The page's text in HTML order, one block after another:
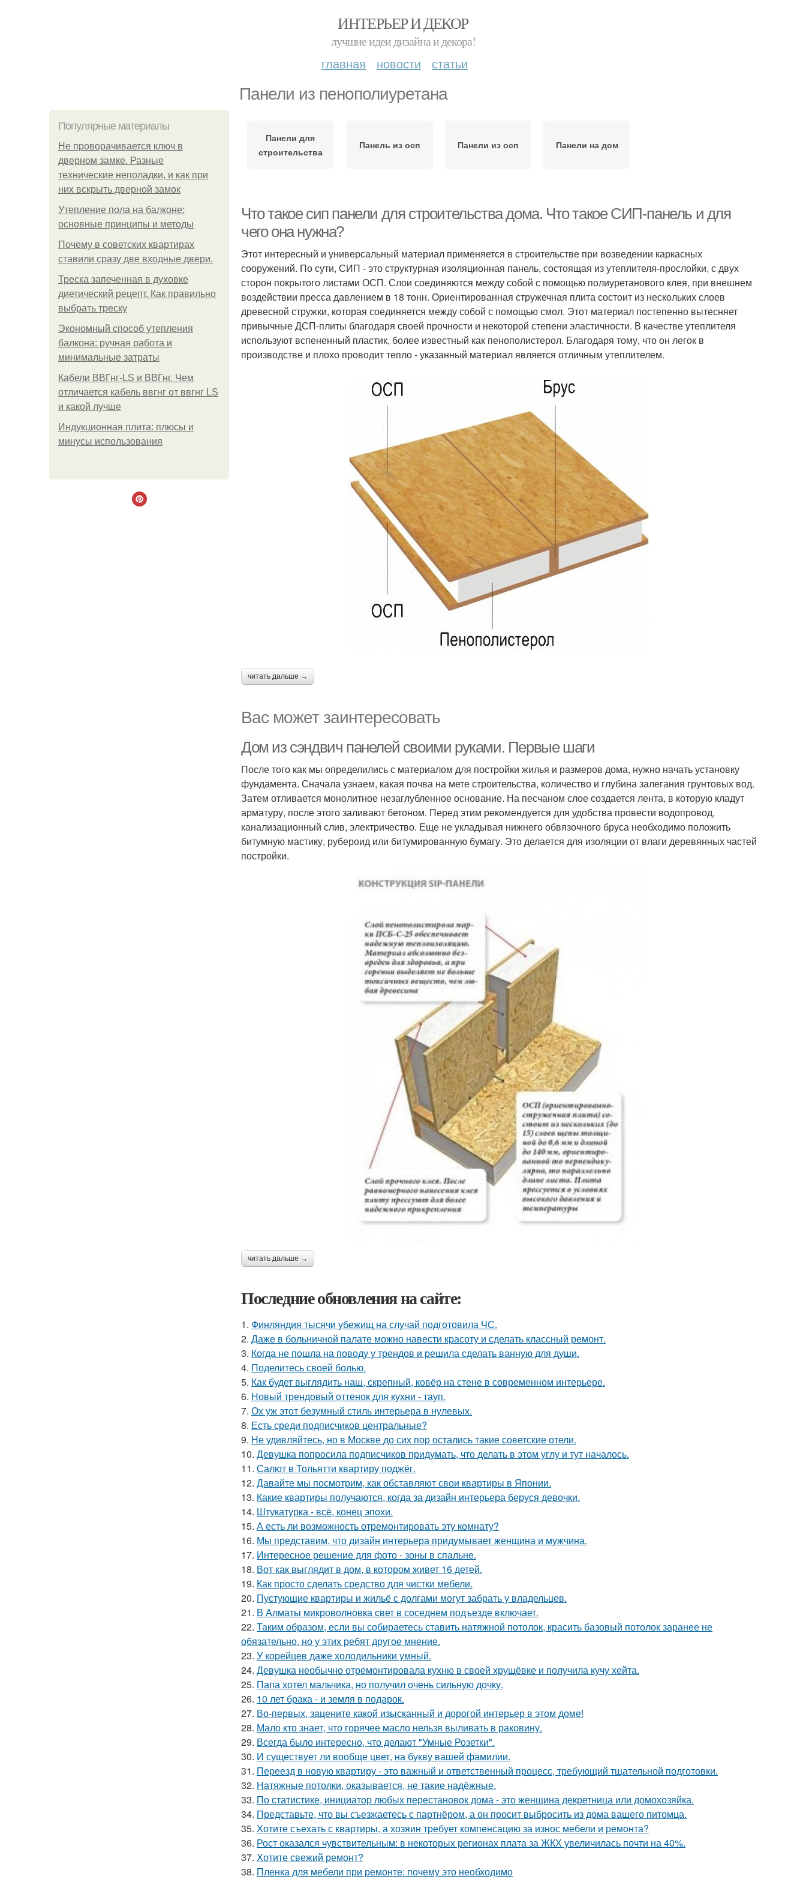
ИНТЕРЬЕР И ДЕКОР
лучшие идеи дизайна и декора!
главная новости статьи
Панели из пенополиуретана
Популярные материалы
Не проворачивается ключ в
дверном замке. Разные
технические неполадки, и как при
них вскрыть дверной замок
Утепление пола на балконе:
основные принципы и методы
Почему в советских квартирах
ставили сразу две входные двери.
Треска запеченная в духовке
диетический рецепт. Как правильно
выбрать треску
Экономный способ утепления
балкона: ручная работа и
минимальные затраты
Кабели ВВГнг-LS и ВВГнг. Чем
отличается кабель ввгнг от ввгнг LS
и какой лучше
Индукционная плита: плюсы и
минусы использования
Панели для
строительства
Панель из осп Панели из осп Панели на дом
Что такое сип панели для строительства дома. Что такое СИП-панель и для
чего она нужна?
Этот интересный и универсальный материал применяется в строительстве при возведении каркасных
сооружений. По сути, СИП - это структурная изоляционная панель, состоящая из утеплителя-прослойки, с двух
сторон покрытого листами ОСП. Слои соединяются между собой с помощью полиуретанового клея, при внешнем
воздействии пресса давлением в 18 тонн. Ориентированная стружечная плита состоит из нескольких слоев
древесной стружки, которая соединяется между собой с помощью смол. Этот материал постепенно вытесняет
привычные ДСП-плиты благодаря своей прочности и некоторой степени эластичности. В качестве утеплителя
используют вспененный пластик, более известный как пенополистерол. Благодаря тому, что он легок в
производстве и плохо проводит тепло - указанный материал является отличным утеплителем.
читать дальше →
Вас может заинтересовать
Дом из сэндвич панелей своими руками. Первые шаги
После того как мы определились с материалом для постройки жилья и размеров дома, нужно начать установку
фундамента. Сначала узнаем, какая почва на мете строительства, количество и глубина залегания грунтовых вод.
Затем отливается монолитное незаглубленное основание. На песчаном слое создается лента, в которую кладут
арматуру, после этого заливают бетоном. Перед этим рекомендуется для удобства провести водопровод,
канализационный слив, электричество. Еще не укладывая нижнего обвязочного бруса необходимо положить
битумную мастику, рубероид или битумированную бумагу. Это делается для изоляции от влаги деревянных частей
постройки.
читать дальше →
Последние обновления на сайте:
1. Финляндия тысячи убежищ на случай подготовила ЧС.
2. Даже в больничной палате можно навести красоту и сделать классный ремонт.
3. Когда не пошла на поводу у трендов и решила сделать ванную для души.
4. Поделитесь своей болью.
5. Как будет выглядить наш, скрепный, ковёр на стене в современном интерьере.
6. Новый трендовый оттенок для кухни - тауп.
7. Ох уж этот безумный стиль интерьера в нулевых.
8. Есть среди подписчиков центральные?
9. Не удивляйтесь, но в Москве до сих пор остались такие советские отели.
10. Девушка попросила подписчиков придумать, что делать в этом углу и тут началось.
11. Салют в Тольятти квартиру поджёг.
12. Давайте мы посмотрим, как обставляют свои квартиры в Японии.
13. Какие квартиры получаются, когда за дизайн интерьера беруся девочки.
14. Штукатурка - всё, конец эпохи.
15. А есть ли возможность отремонтировать эту комнату?
16. Мы представим, что дизайн интерьера придумывает женщина и мужчина.
17. Интересное решение для фото - зоны в спальне.
18. Вот как выглядит в дом, в котором живет 16 детей.
19. Как просто сделать средство для чистки мебели.
20. Пустующие квартиры и жильё с долгами могут забрать у владельцев.
21. В Алматы микроволновка свет в соседнем подъезде включает.
22. Таким образом, если вы собираетесь ставить натяжной потолок, красить базовый потолок заранее не
обязательно, но у этих ребят другое мнение.
23. У корейцев даже холодильники умный.
24. Девушка необычно отремонтировала кухню в своей хрущёвке и получила кучу хейта.
25. Папа хотел мальчика, но получил очень сильную дочку.
26. 10 лет брака - и земля в подарок.
27. Во-первых, зацените какой изысканный и дорогой интерьер в этом доме!
28. Мало кто знает, что горячее масло нельзя выливать в раковину.
29. Всегда было интересно, что делают "Умные Розетки".
30. И существует ли вообще цвет, на букву вашей фамилии.
31. Переезд в новую квартиру - это важный и ответственный процесс, требующий тщательной подготовки.
32. Натяжные потолки, оказывается, не такие надёжные.
33. По статистике, инициатор любых перестановок дома - это женщина декретница или домохозяйка.
34. Представьте, что вы съезжаетесь с партнёром, а он просит выбросить из дома вашего питомца.
35. Хотите съехать с квартиры, а хозяин требует компенсацию за износ мебели и ремонта?
36. Рост оказался чувствительным: в некоторых регионах плата за ЖКХ увеличилась почти на 40%.
37. Хотите свежий ремонт?
38. Пленка для мебели при ремонте: почему это необходимо